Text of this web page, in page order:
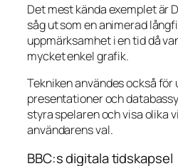
Det mest kända exemplet är
såg ut som en animerad
uppmärksamhet i en tid då
mycket enkel grafik.
Tekniken användes också för
presentationer och
styra spelaren och visa olika
användarens val.
BBC:s digitala tidskapsel